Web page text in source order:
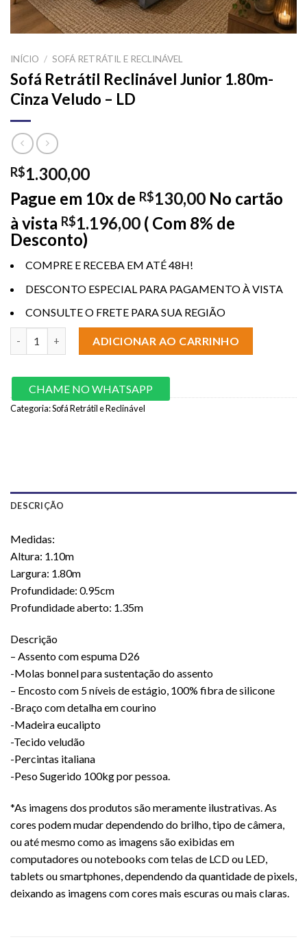
INÍCIO / SOFÁ RETRÁTIL E RECLINÁVEL
Sofá Retrátil Reclinável Junior 1.80m-
Cinza Veludo – LD
R$1.300,00
Pague em 10x de R$130,00 No cartão
à vista R$1.196,00 ( Com 8% de
Desconto)
COMPRE E RECEBA EM ATÉ 48H!
DESCONTO ESPECIAL PARA PAGAMENTO À VISTA
CONSULTE O FRETE PARA SUA REGIÃO
ADICIONAR AO CARRINHO
CHAME NO WHATSAPP
Categoria:Sofá Retrátil e Reclinável
DESCRIÇÃO
Medidas:
Altura: 1.10m
Largura: 1.80m
Profundidade: 0.95cm
Profundidade aberto: 1.35m
Descrição
– Assento com espuma D26
-Molas bonnel para sustentação do assento
– Encosto com 5 níveis de estágio, 100% fibra de silicone
-Braço com detalha em courino
-Madeira eucalipto
-Tecido veludão
-Percintas italiana
-Peso Sugerido 100kg por pessoa.
*As imagens dos produtos são meramente ilustrativas. As
cores podem mudar dependendo do brilho, tipo de câmera,
ou até mesmo como as imagens são exibidas em
computadores ou notebooks com telas de LCD ou LED,
tablets ou smartphones, dependendo da quantidade de pixels,
deixando as imagens com cores mais escuras ou mais claras.